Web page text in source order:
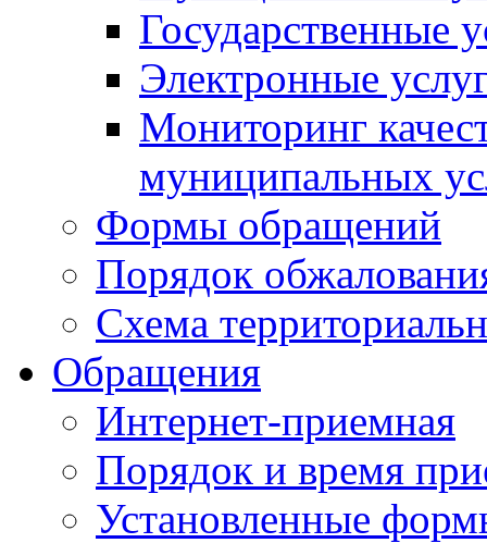
Государственные
Электронные
Мониторинг
муниципальных
Формы обращений
Порядок
Схема
Обращения
Интернет-приемная
Порядок и время
Установленные